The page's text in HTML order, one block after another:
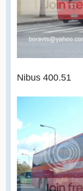
Nibus 400.51